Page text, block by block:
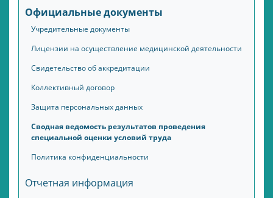
Официальные документы
Учредительные документы
Лицензии на осуществление медицинской деятельности
Свидетельство об аккредитации
Коллективный договор
Защита персональных данных
Сводная ведомость результатов проведения
специальной оценки условий труда
Политика конфиденциальности
Отчетная информация